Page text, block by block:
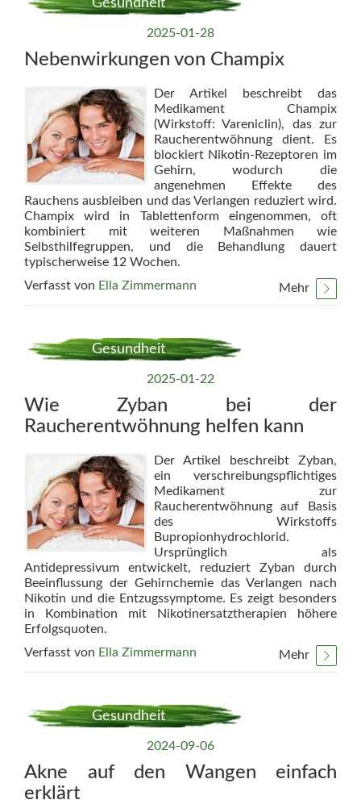
Gesundheit
2025-01-28
Nebenwirkungen von Champix
Der Artikel beschreibt das
Medikament Champix
(Wirkstoff: Vareniclin), das zur
Raucherentwöhnung dient. Es
blockiert Nikotin-Rezeptoren im
Gehirn, wodurch die
angenehmen Effekte des
Rauchens ausbleiben und das Verlangen reduziert wird.
Champix wird in Tablettenform eingenommen, oft
kombiniert mit weiteren Maßnahmen wie
Selbsthilfegruppen, und die Behandlung dauert
typischerweise 12 Wochen.
Verfasst von Ella Zimmermann Mehr
Gesundheit
2025-01-22
Wie Zyban bei der
Raucherentwöhnung helfen kann
Der Artikel beschreibt Zyban,
ein verschreibungspflichtiges
Medikament zur
Raucherentwöhnung auf Basis
des Wirkstoffs
Bupropionhydrochlorid.
Ursprünglich als
Antidepressivum entwickelt, reduziert Zyban durch
Beeinflussung der Gehirnchemie das Verlangen nach
Nikotin und die Entzugssymptome. Es zeigt besonders
in Kombination mit Nikotinersatztherapien höhere
Erfolgsquoten.
Verfasst von Ella Zimmermann Mehr
Gesundheit
2024-09-06
Akne auf den Wangen einfach
erklärt